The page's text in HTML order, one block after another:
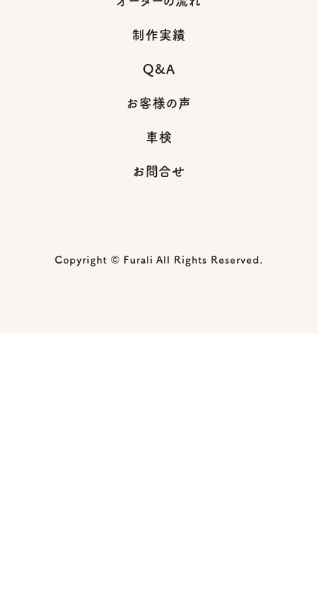
制作実績
Q&A
お客様の声
車検
お問合せ
Copyright © Furali All Rights Reserved.